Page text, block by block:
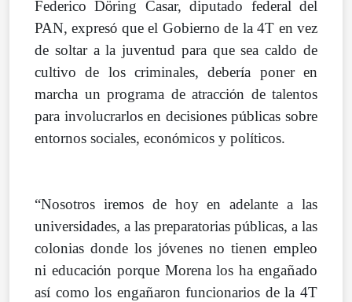
Federico Döring Casar, diputado federal del
PAN, expresó que el Gobierno de la 4T en vez
de soltar a la juventud para que sea caldo de
cultivo de los criminales, debería poner en
marcha un programa de atracción de talentos
para involucrarlos en decisiones públicas sobre
entornos sociales, económicos y políticos.
“Nosotros iremos de hoy en adelante a las
universidades, a las preparatorias públicas, a las
colonias donde los jóvenes no tienen empleo
ni educación porque Morena los ha engañado
así como los engañaron funcionarios de la 4T